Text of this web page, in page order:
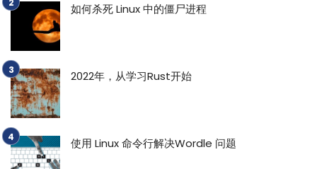
如何杀死 Linux 中的僵尸进程
2022年，从学习Rust开始
使用 Linux 命令行解决Wordle 问题